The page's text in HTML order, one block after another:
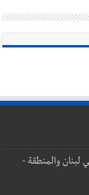
والمنطقة -